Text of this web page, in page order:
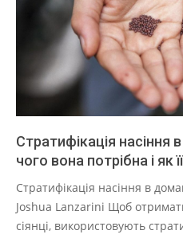
Стратифікація насіння
чого вона потрібна і як
03-
28
Стратифікація насіння в
Joshua Lanzarini Щоб
сіянці, використовують